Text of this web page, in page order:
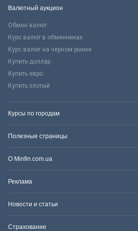
Валютный аукцион
Обмен валют
Курс валют в обменниках
Курс валют на черном рынке
Купить доллар
Купить евро
Купить злотый
Курсы по городам
Полезные страницы
О Minfin.com.ua
Реклама
Новости и статьи
Страхование